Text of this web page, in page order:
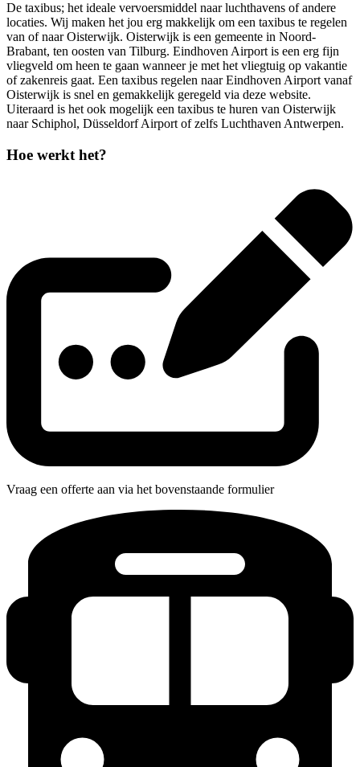
De taxibus; het ideale vervoersmiddel naar luchthavens of andere
locaties. Wij maken het jou erg makkelijk om een taxibus te regelen
van of naar Oisterwijk. Oisterwijk is een gemeente in Noord-
Brabant, ten oosten van Tilburg. Eindhoven Airport is een erg fijn
vliegveld om heen te gaan wanneer je met het vliegtuig op vakantie
of zakenreis gaat. Een taxibus regelen naar Eindhoven Airport vanaf
Oisterwijk is snel en gemakkelijk geregeld via deze website.
Uiteraard is het ook mogelijk een taxibus te huren van Oisterwijk
naar Schiphol, Düsseldorf Airport of zelfs Luchthaven Antwerpen.
Hoe werkt het?
Vraag een offerte aan via het bovenstaande formulier